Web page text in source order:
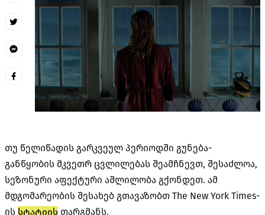
თუ წელიწადის გარკვეულ პერიოდში გუნება-
განწყობის მკვეთრ ცვლილებას შეამჩნევთ, შესაძლოა,
სეზონური აფექტური აშლილობა გქონდეთ. ამ
მდგომარეობის შესახებ გთავაზობთ The New York Times-
ის სტატიის თარგმანს.